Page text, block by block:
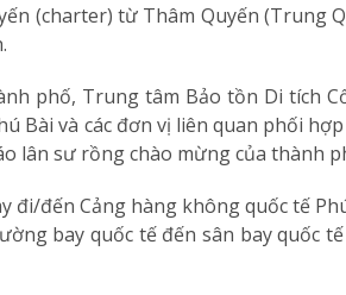
(charter) từ Thâm Quyến (Trung
phố, Trung tâm Bảo tồn Di tích
Bài và các đơn vị liên quan phối
lân sư rồng chào mừng của thành
đi/đến Cảng hàng không quốc tế
bay quốc tế đến sân bay quốc tế